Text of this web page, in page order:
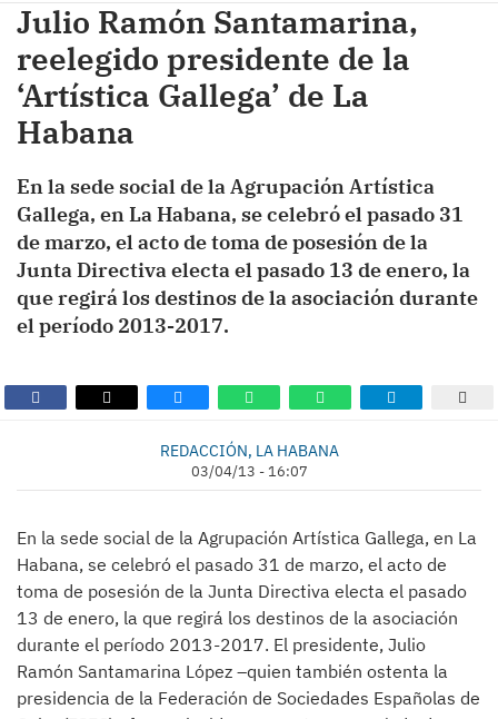
Julio Ramón Santamarina,
reelegido presidente de la
‘Artística Gallega’ de La
Habana
En la sede social de la Agrupación Artística
Gallega, en La Habana, se celebró el pasado 31
de marzo, el acto de toma de posesión de la
Junta Directiva electa el pasado 13 de enero, la
que regirá los destinos de la asociación durante
el período 2013-2017.
REDACCIÓN, LA HABANA
03/04/13 - 16:07
En la sede social de la Agrupación Artística Gallega, en La
Habana, se celebró el pasado 31 de marzo, el acto de
toma de posesión de la Junta Directiva electa el pasado
13 de enero, la que regirá los destinos de la asociación
durante el período 2013-2017. El presidente, Julio
Ramón Santamarina López –quien también ostenta la
presidencia de la Federación de Sociedades Españolas de